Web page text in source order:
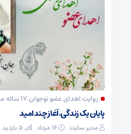
روایت اهدای عضو نوجوان ۱۷ ساله میامی
پایان یک زندگی، آغاز چند امید
مدیر سایت